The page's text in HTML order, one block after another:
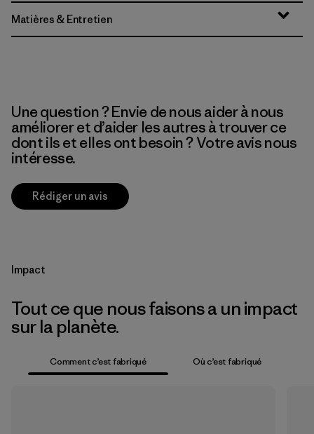
Matières & Entretien
Une question ? Envie de nous aider à nous
améliorer et d’aider les autres à trouver ce
dont ils et elles ont besoin ? Votre avis nous
intéresse.
Rédiger un avis
Impact
Tout ce que nous faisons a un impact
sur la planète.
Comment c’est fabriqué Où c’est fabriqué